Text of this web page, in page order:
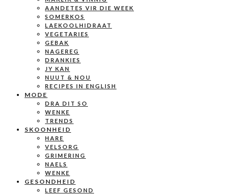
AANDETES VIR DIE WEEK
SOMERKOS
LAEKOOLHIDRAAT
VEGETARIES
GEBAK
NAGEREG
DRANKIES
JY KAN
NUUT & NOU
RECIPES IN ENGLISH
MODE
DRA DIT SO
WENKE
TRENDS
SKOONHEID
HARE
VELSORG
GRIMERING
NAELS
WENKE
GESONDHEID
LEEF GESOND